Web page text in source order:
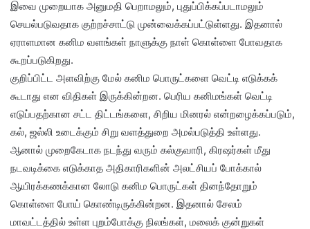
இவை முறையாக அனுமதி பெறாமலும், புதுப்பிக்கப்படாமலும்
செயல்படுவதாக குற்றச்சாட்டு முன்வைக்கப்பட்டுள்ளது. இதனால்
ஏராளமான கனிம வளங்கள் நாளுக்கு நாள் கொள்ளை போவதாக
கூறப்படுகிறது.
குறிப்பிட்ட அளவிற்கு மேல் கனிம பொருட்களை வெட்டி எடுக்கக்
கூடாது என விதிகள் இருக்கின்றன. பெரிய கனிமங்கள் வெட்டி
எடுப்பதற்கான சட்ட திட்டங்களை, சிறிய மினரல் என்றழைக்கப்படும்,
கல், ஜல்லி உடைக்கும் சிறு வளத்துறை அமல்படுத்தி உள்ளது.
ஆனால் முறைகேடாக நடந்து வரும் கல்குவாரி, கிரஷர்கள் மீது
நடவடிக்கை எடுக்காத அதிகாரிகளின் அலட்சியப் போக்கால்
ஆயிரக்கணக்கான லோடு கனிம பொருட்கள் தினந்தோறும்
கொள்ளை போய் கொண்டிருக்கின்றன. இதனால் சேலம்
மாவட்டத்தில் உள்ள புறம்போக்கு நிலங்கள், மலைக் குன்றுகள்